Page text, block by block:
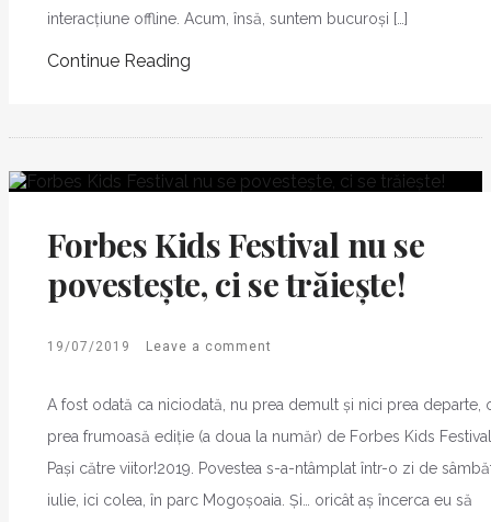
interacțiune offline. Acum, însă, suntem bucuroși […]
Continue Reading
Forbes Kids Festival nu se
povestește, ci se trăiește!
19/07/2019 Leave a comment
A fost odată ca niciodată, nu prea demult și nici prea departe,
prea frumoasă ediție (a doua la număr) de Forbes Kids
Pași către viitor!2019. Povestea s-a-ntâmplat într-o zi de
iulie, ici colea, în parc Mogoșoaia. Și… oricât aș încerca eu să